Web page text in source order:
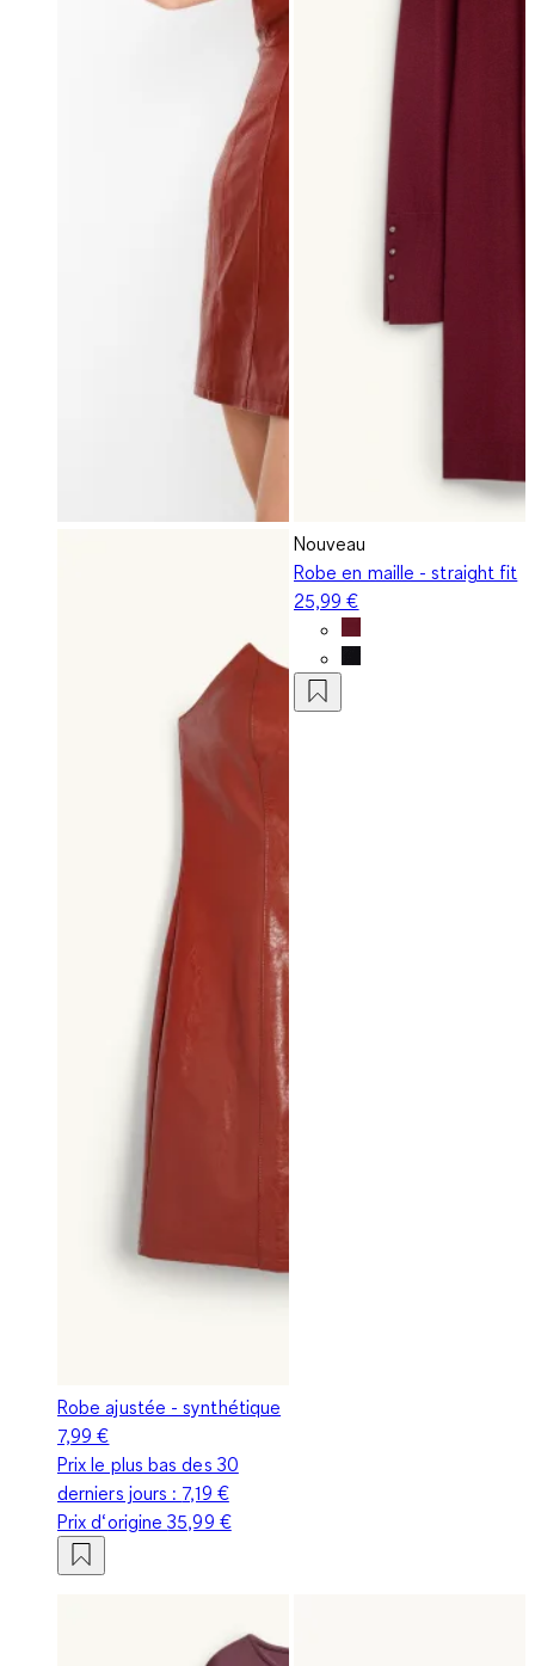
Robe ajustée - synthétique
7,99 €
Prix le plus bas des 30
derniers jours : 7,19 €
Prix d‘origine35,99 €
Nouveau
Robe en maille - straight fit
25,99 €